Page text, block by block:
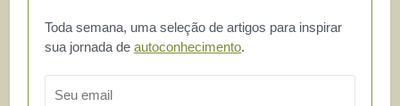
Toda semana, uma seleção de artigos para inspirar
sua jornada deautoconhecimento.